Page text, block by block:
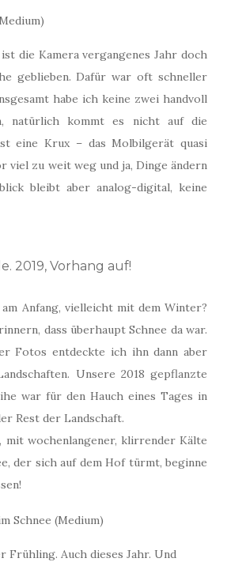
die Kamera vergangenes Jahr doch
geblieben. Dafür war oft schneller
habe ich keine zwei handvoll
natürlich kommt es nicht auf die
eine Krux – das Molbilgerät quasi
viel zu weit weg und ja, Dinge ändern
bleibt aber analog-digital, keine
2019, Vorhang auf!
Anfang, vielleicht mit dem Winter?
dass überhaupt Schnee da war.
Fotos entdeckte ich ihn dann aber
Unsere 2018 gepflanzte
war für den Hauch eines Tages in
Rest der Landschaft.
wochenlangener, klirrender Kälte
der sich auf dem Hof türmt, beginne
Frühling. Auch dieses Jahr. Und